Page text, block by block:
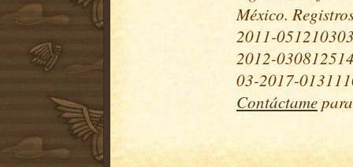
México.
2011-
2012-
03-2017-
Contáctame